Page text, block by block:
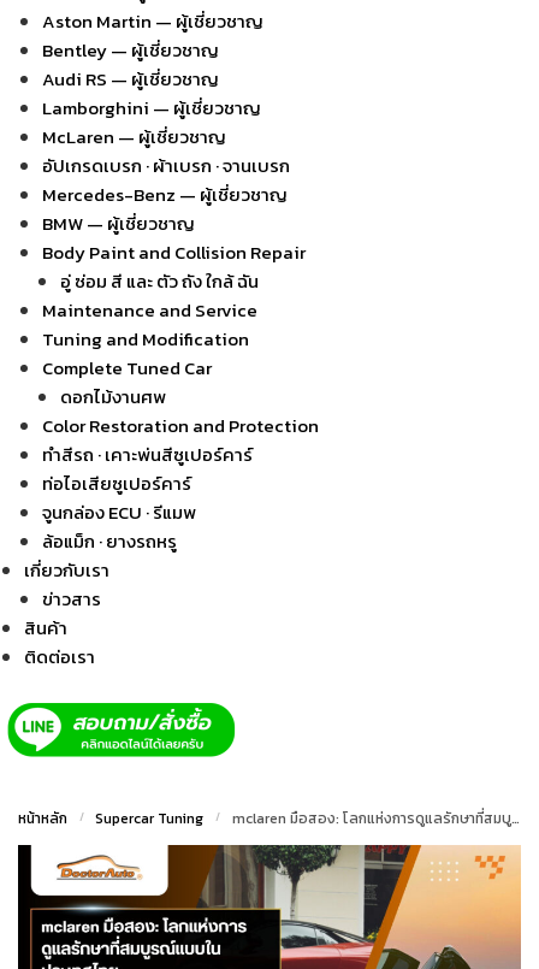
Aston Martin — ผู้เชี่ยวชาญ
Bentley — ผู้เชี่ยวชาญ
Audi RS — ผู้เชี่ยวชาญ
Lamborghini — ผู้เชี่ยวชาญ
McLaren — ผู้เชี่ยวชาญ
อัปเกรดเบรก · ผ้าเบรก · จานเบรก
Mercedes-Benz — ผู้เชี่ยวชาญ
BMW — ผู้เชี่ยวชาญ
Body Paint and Collision Repair
อู่ ซ่อม สี และ ตัว ถัง ใกล้ ฉัน
Maintenance and Service
Tuning and Modification
Complete Tuned Car
ดอกไม้งานศพ
Color Restoration and Protection
ทำสีรถ · เคาะพ่นสีซูเปอร์คาร์
ท่อไอเสียซูเปอร์คาร์
จูนกล่อง ECU · รีแมพ
ล้อแม็ก · ยางรถหรู
เกี่ยวกับเรา
ข่าวสาร
สินค้า
ติดต่อเรา
หน้าหลัก / Supercar Tuning / mclaren มือสอง: โลกแห่งการดูแลรักษาที่สมบูรณ์แบบในประเทศไทย